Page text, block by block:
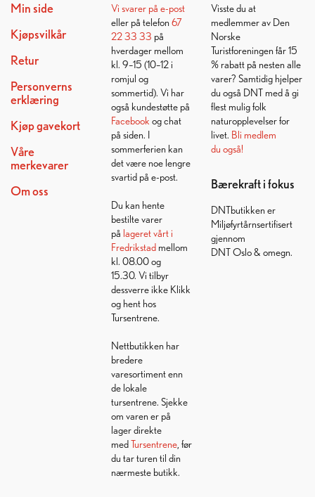
Min side
Kjøpsvilkår
Retur
Personverns
erklæring
Kjøp gavekort
Våre
merkevarer
Om oss
Vi svarer på e-post
eller på telefon 67
22 33 33 på
hverdager mellom
kl. 9–15 (10–12 i
romjul og
sommertid). Vi har
også kundestøtte på
Facebook og chat
på siden. I
sommerferien kan
det være noe lengre
svartid på e-post.
Du kan hente
bestilte varer
på lageret vårt i
Fredrikstadmellom
kl. 08.00 og
15.30. Vi tilbyr
dessverre ikke Klikk
og hent hos
Tursentrene.
Nettbutikken har
bredere
varesortiment enn
de lokale
tursentrene. Sjekke
om varen er på
lager direkte
medTursentrene, før
du tar turen til din
nærmeste butikk.
Visste du at
medlemmer av Den
Norske
Turistforeningen får 15
% rabatt på nesten alle
varer? Samtidig hjelper
du også DNT med å gi
flest mulig folk
naturopplevelser for
livet. Bli medlem
du også!
Bærekraft i fokus
DNTbutikken er
Miljøfyrtårnsertifisert
gjennom
DNT Oslo & omegn.